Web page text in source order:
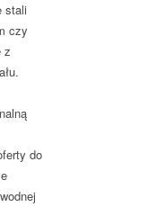
stali
czy
z
do